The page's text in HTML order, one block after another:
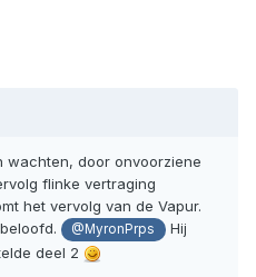
wachten, door onvoorziene
flinke vertraging
het vervolg van de Vapur.
@MyronPrps
Hij
deel 2